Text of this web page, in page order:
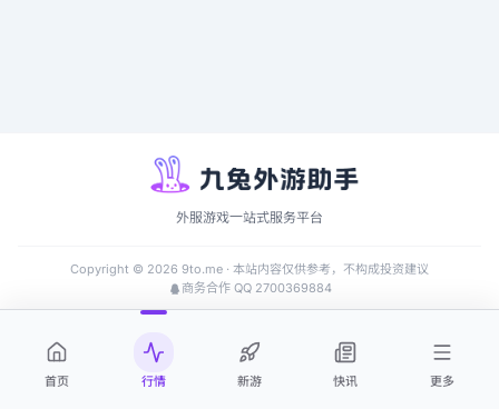
外服游戏一站式服务平台
Copyright © 2026 9to.me · 本站内容仅供参考，不构成投资建议
商务合作 QQ 2700369884
首页 行情 新游 快讯 更多